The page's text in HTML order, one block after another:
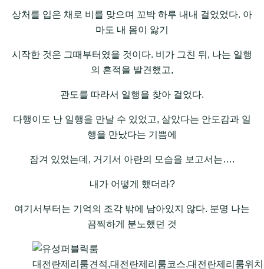
상처를 입은 채로 비를 맞으며 꼬박 하루 내내 걸었었다. 아
마도 내 몸이 앓기
시작한 것은 그때부터였을 것이다. 비가 그친 뒤, 나는 일행
의 흔적을 발견했고,
관도를 따라서 일행을 찾아 걸었다.
다행이도 난 일행을 만날 수 있었고, 살았다는 안도감과 일
행을 만났다는 기쁨에
잠겨 있었는데, 거기서 아란의 모습을 보고서는….
내가 어떻게 했더라?
여기서부터는 기억의 조각 밖에 남아있지 않다. 분명 나는
끔찍하게 분노했던 것
대전란제리룸견적,대전란제리룸코스,대전란제리룸위